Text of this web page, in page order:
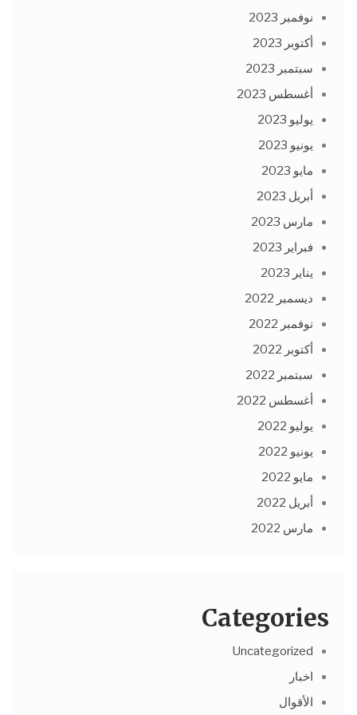
نوفمبر 2023
أكتوبر 2023
سبتمبر 2023
أغسطس 2023
يوليو 2023
يونيو 2023
مايو 2023
أبريل 2023
مارس 2023
فبراير 2023
يناير 2023
ديسمبر 2022
نوفمبر 2022
أكتوبر 2022
سبتمبر 2022
أغسطس 2022
يوليو 2022
يونيو 2022
مايو 2022
أبريل 2022
مارس 2022
Categories
Uncategorized
اخبار
الأقوال